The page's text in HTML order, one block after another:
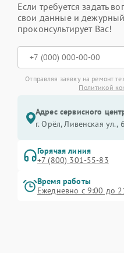
Если требуется задать
свои данные и
проконсультирует Вас!
Отправляя заявку на ремонт
Политикой
Адрес сервисного
г. Орёл, Ливенская ул.,
Горячая линия
+7 (800) 301-55-83
Время работы
Ежедневно с 9:00 до